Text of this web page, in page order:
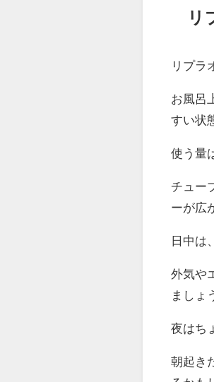
リ
リプラ
お風呂
すい状
使う量
チュー
ーが広
日中は
外気や
ましょ
夜はち
朝起き